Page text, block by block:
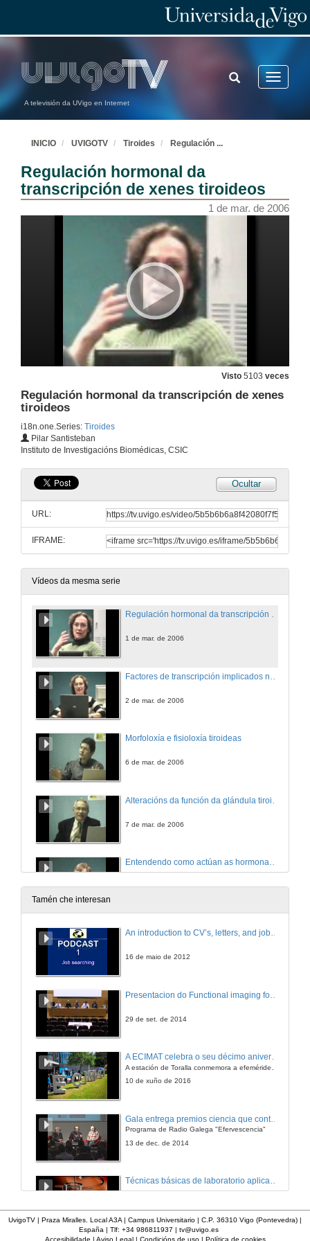
A televisión da UVigo en Internet
Toggle
TOGGLE
SEARCH
INICIO UVIGOTV Tiroides Regulación ...
Regulación hormonal da
transcripción de xenes tiroideos
1 de mar. de 2006
Visto 5103 veces
Regulación hormonal da transcripción de xenes
tiroideos
i18n.one.Series: Tiroides
Pilar Santisteban
Instituto de Investigacións Biomédicas, CSIC
Ocultar
URL:
IFRAME:
Vídeos da mesma serie
Regulación hormonal da transcripción de xenes tiroideos
1 de mar. de 2006
2 de mar. de 2006
Morfoloxía e fisioloxía tiroideas
6 de mar. de 2006
7 de mar. de 2006
Entendendo como actúan as hormonas tiroideas a partir do estudo de síndromes raros
8 de mar. de 2006
Tamén che interesan
An introduction to CV’s, letters, and job searching
16 de maio de 2012
29 de set. de 2014
A ECIMAT celebra o seu décimo aniversario
10 de xuño de 2016
Programa de Radio Galega "Efervescencia"
13 de dec. de 2014
Técnicas básicas de laboratorio aplicadas á bioloxía
UvigoTV | Praza Miralles. Local A3A | Campus Universitario | C.P. 36310 Vigo (Pontevedra) |
España | Tlf: +34 986811937 | tv@uvigo.es
Accesibilidade | Aviso Legal| Condicións de uso| Política de cookies